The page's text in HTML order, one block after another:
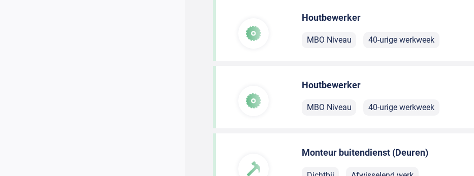
Houtbewerker
MBO Niveau 40-urige werkweek
Houtbewerker
MBO Niveau 40-urige werkweek
Monteur buitendienst (Deuren)